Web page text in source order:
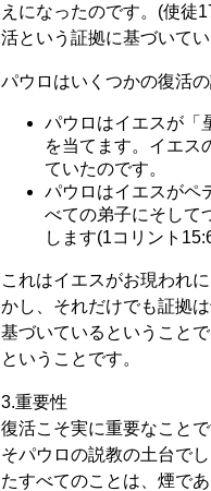
えになったのです。(使徒
活という証拠に基づいてい
パウロはいくつかの復活
パウロはイエスが「
を当てます。イエス
ていたのです。
パウロはイエスがペ
べての弟子にそして
します(1コリント
これはイエスがお現われ
かし、それだけでも証拠
基づいているということ
ということです。
3.重要性
復活こそ実に重要なこと
そパウロの説教の土台で
たすべてのことは、煙で